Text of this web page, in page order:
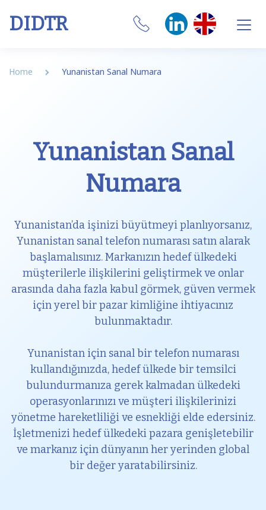
DIDTR
CRM Integrations
Features
Internet
Home Yunanistan Sanal Numara
Yunanistan Sanal
Numara
Yunanistan’da işinizi büyütmeyi planlıyorsanız,
Yunanistan sanal telefon numarası satın alarak
başlamalısınız. Markanızın hedef ülkedeki
müşterilerle ilişkilerini geliştirmek ve onlar
arasında daha fazla kabul görmek, güven vermek
için yerel bir pazar kimliğine ihtiyacınız
bulunmaktadır.
Yunanistan için sanal bir telefon numarası
kullandığınızda, hedef ülkede bir temsilci
bulundurmanıza gerek kalmadan ülkedeki
operasyonlarınızı ve müşteri ilişkilerinizi
yönetme hareketliliği ve esnekliği elde edersiniz.
İşletmenizi hedef ülkedeki pazara genişletebilir
ve markanız için dünyanın her yerinden global
bir değer yaratabilirsiniz.